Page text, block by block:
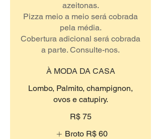
azeitonas.
Pizza meio a meio será cobrada
pela média.
Cobertura adicional será cobrada
a parte. Consulte-nos.
À MODA DA CASA
Lombo, Palmito, champignon,
ovos e catupiry.
R$ 75
Broto R$ 60